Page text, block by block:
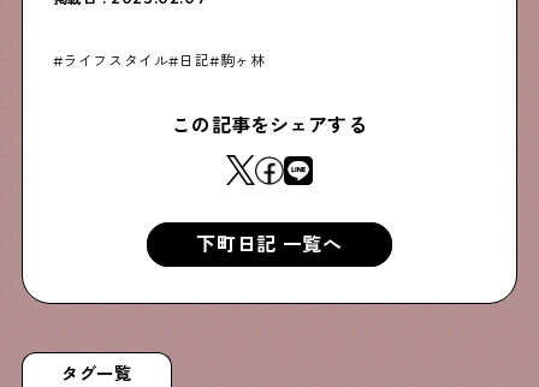
ライフスタイル 日記 駒ヶ林
この記事をシェアする
下町日記 一覧へ
タグ一覧